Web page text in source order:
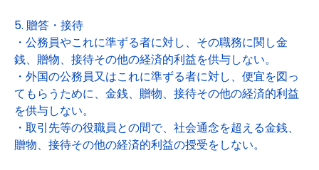
5. 贈答・接待
・公務員やこれに準ずる者に対し、その職務に関し金
銭、贈物、接待その他の経済的利益を供与しない。
・外国の公務員又はこれに準ずる者に対し、便宜を図っ
てもらうために、金銭、贈物、接待その他の経済的利益
を供与しない。
・取引先等の役職員との間で、社会通念を超える金銭、
贈物、接待その他の経済的利益の授受をしない。